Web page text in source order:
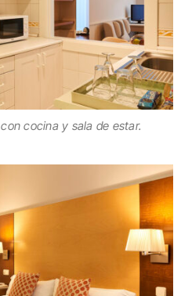
cocina y sala de estar.